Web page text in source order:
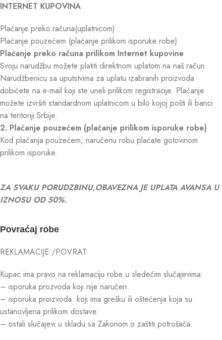
INTERNET KUPOVINA
Plaćanje preko računa(uplatnicom)
Plaćanje pouzećem (plaćanje prilikom isporuke robe)
Plaćanje preko računa prilikom Internet kupovine
Svoju narudžbu možete platiti direktnom uplatom na naš račun.
Narudžbenicu sa uputstvima za uplatu izabranih proizvoda
dobićete na e-mail koji ste uneli prilikom registracije. Plaćanje
možete izvršiti standardnom uplatnicom u bilo kojoj pošti ili banci
na teritoriji Srbije.
2. Plaćanje pouzećem (plaćanje prilikom isporuke robe)
Kod plaćanja pouzećem, naručenu robu plaćate gotovinom
prilikom isporuke.
ZA SVAKU PORUDZBINU,OBAVEZNA JE UPLATA AVANSA U
IZNOSU OD 50%.
Povraćaj robe
REKLAMACIJE /POVRAT
Kupac ima pravo na reklamaciju robe u sledećim slučajevima:
– isporuka prozvoda koji nije naručen.
– isporuka proizvoda koji ima grešku ili oštećenja koja su
ustanovljena prilikom dostave.
– ostali slučajevi u skladu sa Zakonom o zaštiti potrošača.